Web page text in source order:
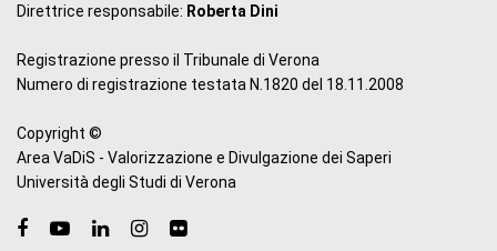
Direttrice responsabile: Roberta Dini
Registrazione presso il Tribunale di Verona
Numero di registrazione testata N.1820 del 18.11.2008
Copyright ©
Area VaDiS - Valorizzazione e Divulgazione dei Saperi
Università degli Studi di Verona